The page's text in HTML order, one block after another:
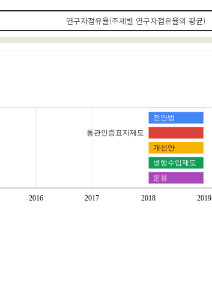
연구자점유율(주제별 연구자점유율의 평균)
2016 2017 2018 2019
전안법
통관인증표지제도
개선안
병행수입제도
운용